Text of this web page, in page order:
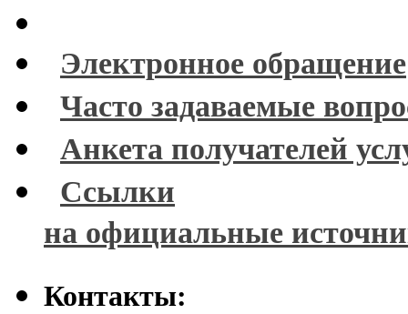
Электронное обращение
Часто задаваемые
Анкета получателей
Ссылки
на официальные
Контакты: